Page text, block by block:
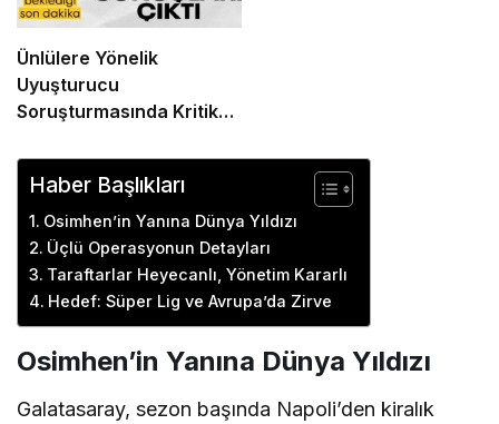
Ünlülere Yönelik
Uyuşturucu
Soruşturmasında Kritik
Açıklandı
Haber Başlıkları
Osimhen’in Yanına Dünya Yıldızı
Üçlü Operasyonun Detayları
Taraftarlar Heyecanlı, Yönetim Kararlı
Hedef: Süper Lig ve Avrupa’da Zirve
Osimhen’in Yanına Dünya Yıldızı
Galatasaray, sezon başında Napoli’den kiralık